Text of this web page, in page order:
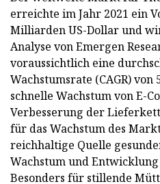
erreichte im Jahr 2021 ein
Milliarden US-Dollar und
Analyse von Emergen
voraussichtlich eine
Wachstumsrate (CAGR) von
schnelle Wachstum von E-
Verbesserung der
für das Wachstum des
reichhaltige Quelle
Wachstum und
Besonders für stillende